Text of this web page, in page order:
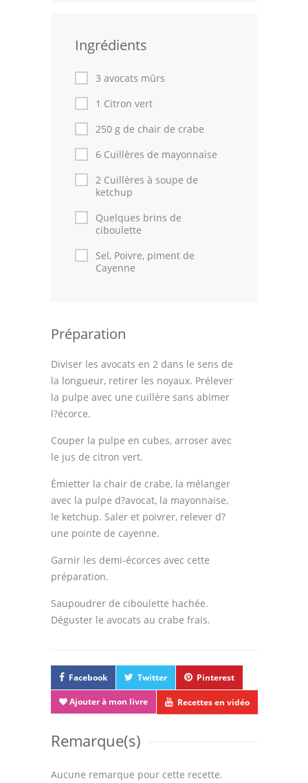
Recettes marocaine
Cuisine Algérienne
Cuisine Tunisienne
Cuisine Juive
Articles
Astuces de cuisine
Leçons de cuisine
Fêtes Religieuses
Chefs
Forum
Espace Personnel
Ingrédients
3 avocats mûrs
1 Citron vert
250 g de chair de crabe
6 Cuillères de mayonnaise
2 Cuillères à soupe de
ketchup
Quelques brins de
ciboulette
Sel, Poivre, piment de
Cayenne
Préparation
Diviser les avocats en 2 dans le sens de
la longueur, retirer les noyaux. Prélever
la pulpe avec une cuillère sans abimer
l?écorce.
Couper la pulpe en cubes, arroser avec
le jus de citron vert.
Émietter la chair de crabe, la mélanger
avec la pulpe d?avocat, la mayonnaise,
le ketchup. Saler et poivrer, relever d?
une pointe de cayenne.
Garnir les demi-écorces avec cette
préparation.
Saupoudrer de ciboulette hachée.
Déguster le avocats au crabe frais.
Facebook Twitter Pinterest
Ajouter à mon livre Recettes en vidéo
Remarque(s)
Aucune remarque pour cette recette.